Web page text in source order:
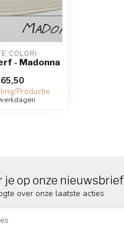
COLORI
- Madonna
Productie
je op onze nieuwsbrief
over onze laatste acties